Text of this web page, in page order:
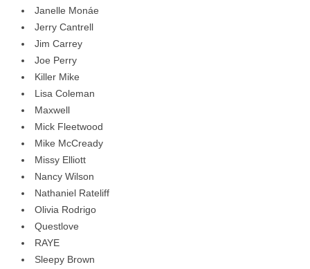
Janelle Monáe
Jerry Cantrell
Jim Carrey
Joe Perry
Killer Mike
Lisa Coleman
Maxwell
Mick Fleetwood
Mike McCready
Missy Elliott
Nancy Wilson
Nathaniel Rateliff
Olivia Rodrigo
Questlove
RAYE
Sleepy Brown